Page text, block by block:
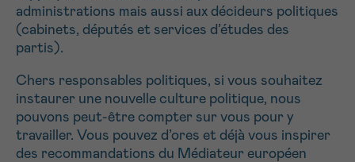
administrations mais aussi aux décideurs politiques
(cabinets, députés et services d’études des
partis).
Chers responsables politiques, si vous souhaitez
instaurer une nouvelle culture politique, nous
pouvons peut-être compter sur vous pour y
travailler. Vous pouvez d’ores et déjà vous inspirer
des recommandations du Médiateur européen